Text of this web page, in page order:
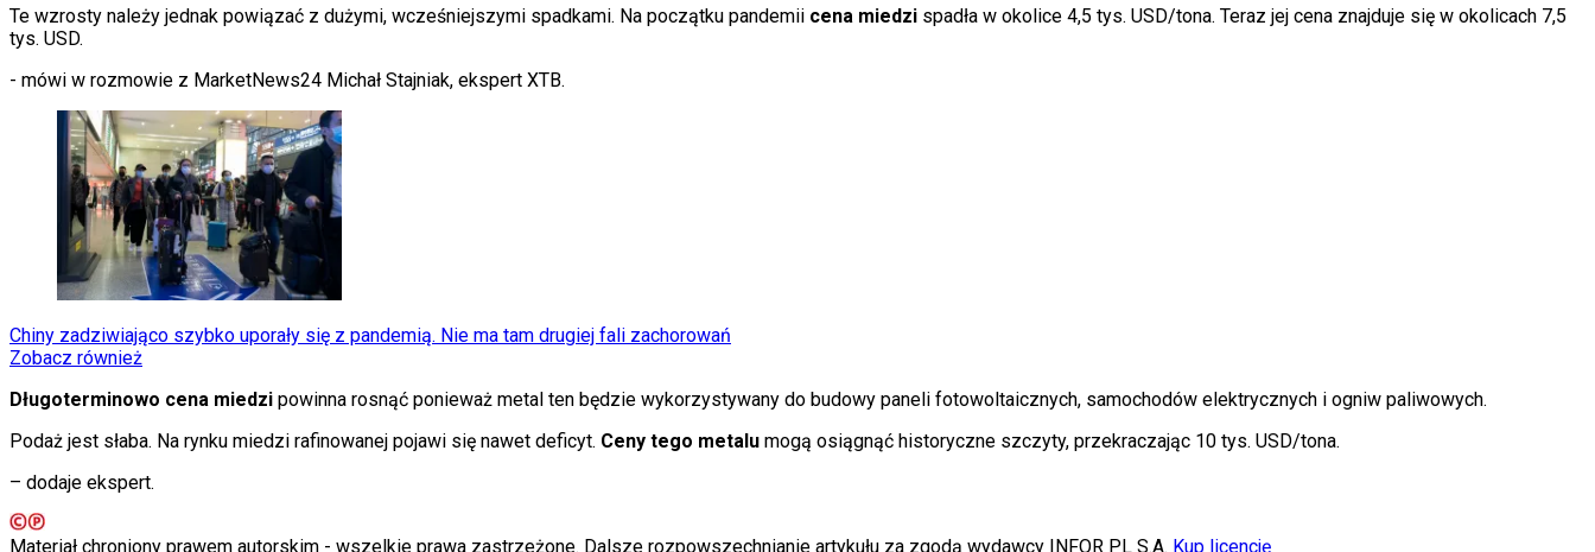
KSEF
Auto
Auta ekologiczne
Automotive
Jednoślady
Drogi
Na wakacje
Paliwo
Porady
Premiery
Testy
Życie gwiazd
Plotki
Telewizja
Edukacja
Matura
Kobieta
Aktualności
Uroda
Te wzrosty należy jednak powiązać z dużymi, wcześniejszymi spadkami. Na początku pandemii cena miedzi spadła w okolice 4,5 tys. USD/tona. Teraz jej cena znajduje się w okolicach 7,5
tys. USD.
- mówi w rozmowie z MarketNews24 Michał Stajniak, ekspert XTB.
Chiny zadziwiająco szybko uporały się z pandemią. Nie ma tam drugiej fali zachorowań
Zobacz również
Długoterminowo cena miedzi powinna rosnąć ponieważ metal ten będzie wykorzystywany do budowy paneli fotowoltaicznych, samochodów elektrycznych i ogniw paliwowych.
Podaż jest słaba. Na rynku miedzi rafinowanej pojawi się nawet deficyt. Ceny tego metalu mogą osiągnąć historyczne szczyty, przekraczając 10 tys. USD/tona.
– dodaje ekspert.
Materiał chroniony prawem autorskim - wszelkie prawa zastrzeżone. Dalsze rozpowszechnianie artykułu za zgodą wydawcy INFOR PL S.A. Kup licencję